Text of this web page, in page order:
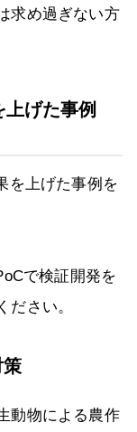
求め過ぎない方
げた事例
を上げた事例を
で検証開発を
ださい。
策
動物による農作